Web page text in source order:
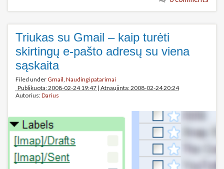
Triukas su Gmail – kaip turėti
skirtingų e-pašto adresų su viena
sąskaita
Filed underGmail Naudingi patarimai
Publikuota: 2008-02-24 19:47 | Atnaujinta: 2008-02-24 20:24
Autorius:Darius